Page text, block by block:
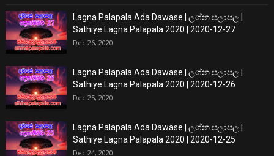
Lagna Palapala Ada Dawase | ලග්න පලාපල |
Sathiye Lagna Palapala 2020 | 2020-12-27
Dec 26, 2020
Lagna Palapala Ada Dawase | ලග්න පලාපල |
Sathiye Lagna Palapala 2020 | 2020-12-26
Dec 25, 2020
Lagna Palapala Ada Dawase | ලග්න පලාපල |
Sathiye Lagna Palapala 2020 | 2020-12-25
Dec 24, 2020